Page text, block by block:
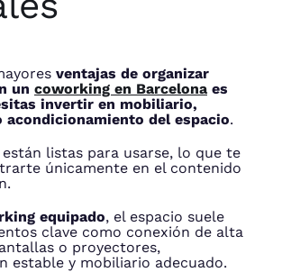
ventajas de organizar
un coworking en Barcelona es
invertir en mobiliario,
acondicionamiento del espacio.
están listas para usarse, lo que te
únicamente en el contenido
equipado, el espacio suele
clave como conexión de alta
o proyectores,
estable y mobiliario adecuado.